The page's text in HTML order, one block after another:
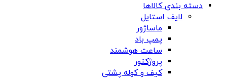
دسته بندی کالاها
لایف استایل
ماساژور
پمپ باد
ساعت هوشمند
پروژکتور
کیف و کوله پشتی